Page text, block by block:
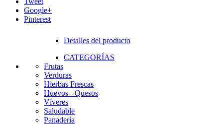
Google+
Pinterest
Detalles del producto
CATEGORÍAS
Frutas
Verduras
Hierbas Frescas
Huevos - Quesos
Víveres
Saludable
Panadería